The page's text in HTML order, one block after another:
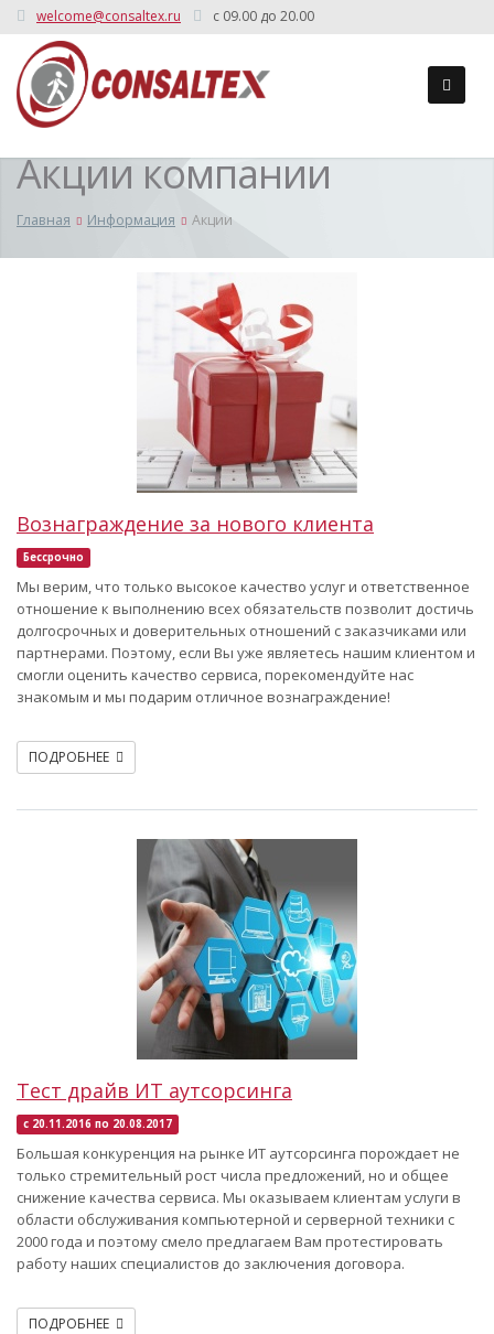
welcome@consaltex.ru c 09.00 до 20.00
Акции компании
Главная Информация Акции
Вознаграждение за нового клиента
Бессрочно
Мы верим, что только высокое качество услуг и ответственное
отношение к выполнению всех обязательств позволит достичь
долгосрочных и доверительных отношений с заказчиками или
партнерами. Поэтому, если Вы уже являетесь нашим клиентом и
смогли оценить качество сервиса, порекомендуйте нас
знакомым и мы подарим отличное вознаграждение!
ПОДРОБНЕЕ
Тест драйв ИТ аутсорсинга
с 20.11.2016 по 20.08.2017
Большая конкуренция на рынке ИТ аутсорсинга порождает не
только стремительный рост числа предложений, но и общее
снижение качества сервиса. Мы оказываем клиентам услуги в
области обслуживания компьютерной и серверной техники с
2000 года и поэтому смело предлагаем Вам протестировать
работу наших специалистов до заключения договора.
ПОДРОБНЕЕ